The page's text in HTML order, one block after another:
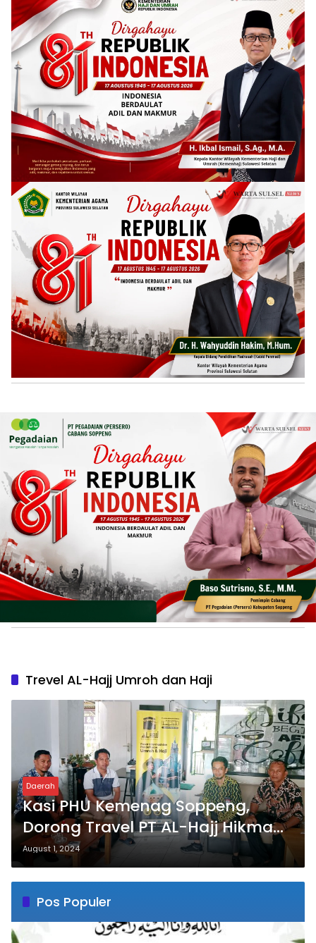
Trevel AL-Hajj Umroh dan Haji
Daerah
Kasi PHU Kemenag Soppeng,
Dorong Travel PT AL-Hajj Hikmah
Indonesia Buka Cabang di
Soppeng
August 1, 2024
Pos Populer